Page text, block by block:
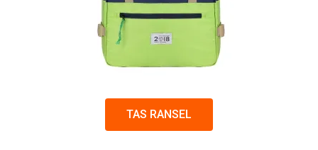
TAS RANSEL